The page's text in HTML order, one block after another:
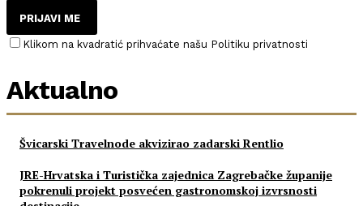
PRIJAVI ME
Klikom na kvadratić prihvaćate našu Politiku privatnosti
Aktualno
Švicarski Travelnode akvizirao zadarski Rentlio
JRE-Hrvatska i Turistička zajednica Zagrebačke županije
pokrenuli projekt posvećen gastronomskoj izvrsnosti